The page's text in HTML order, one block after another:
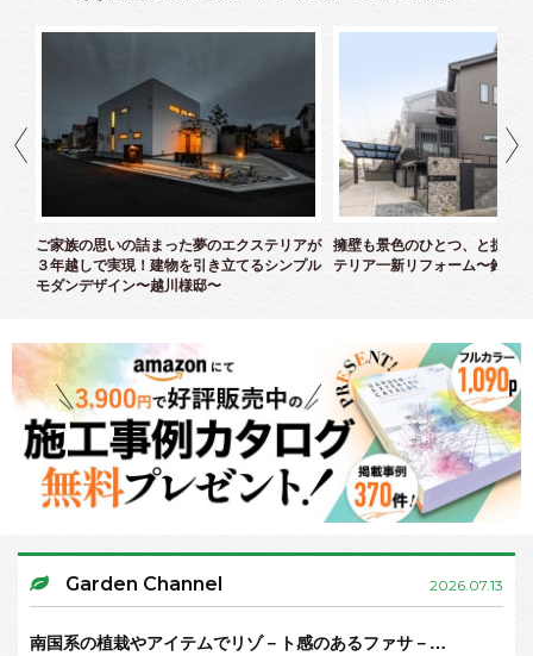
ご家族の思いの詰まった夢のエクステリアが
３年越しで実現！建物を引き立てるシンプル
モダンデザイン〜越川様邸〜
擁壁も景色のひとつ、と捉え
テリア一新リフォーム〜鈴木
Garden Channel 2026.07.13
南国系の植栽やアイテムでリゾ－ト感のあるファサ－…